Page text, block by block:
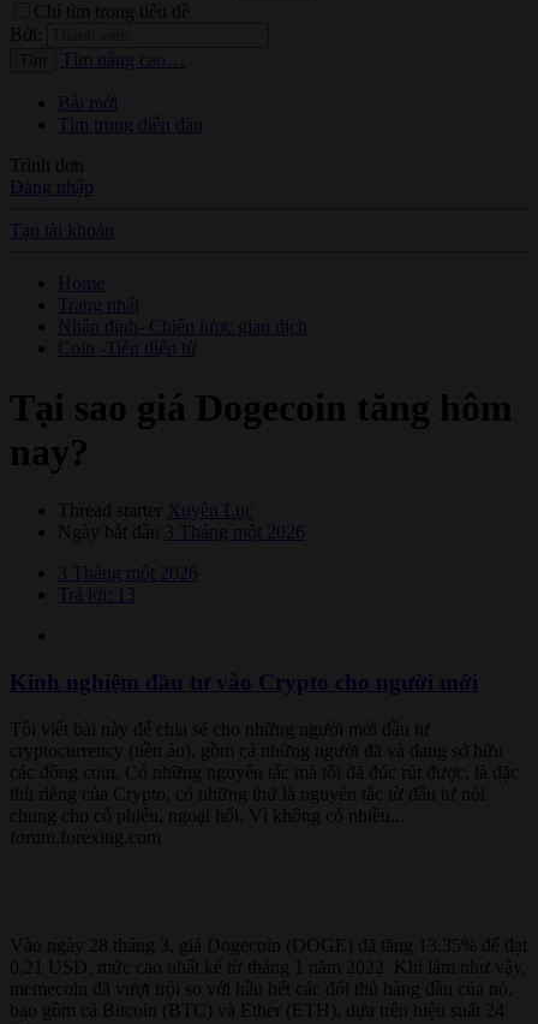
Chỉ tìm trong tiêu đề
Bởi:
Tìm nâng cao…
Bài mới
Tìm trong diễn đàn
Trình đơn
Đăng nhập
Tạo tài khoản
Home
Trang nhất
Nhận định- Chiến lược giao dịch
Coin -Tiền điện tử
Tại sao giá Dogecoin tăng hôm
nay?
Thread starter
Xuyên Lục
Ngày bắt đầu
3 Tháng một 2026
3 Tháng một 2026
Trả lời: 13
Kinh nghiệm đầu tư vào Crypto cho người mới
Tôi viết bài này để chia sẻ cho những người mới đầu tư
cryptocurrency (tiền ảo), gồm cả những người đã và đang sở hữu
các đồng coin. Có những nguyên tắc mà tôi đã đúc rút được, là đặc
thù riêng của Crypto, có những thứ là nguyên tắc từ đầu tư nói
chung cho cổ phiếu, ngoại hối. Vì không có nhiều...
forum.forexitig.com
Vào ngày 28 tháng 3, giá Dogecoin (DOGE) đã tăng 13,35% để đạt
0,21 USD, mức cao nhất kể từ tháng 1 năm 2022. Khi làm như vậy,
memecoin đã vượt trội so với hầu hết các đối thủ hàng đầu của nó,
bao gồm cả Bitcoin (BTC) và Ether (ETH), dựa trên hiệu suất 24